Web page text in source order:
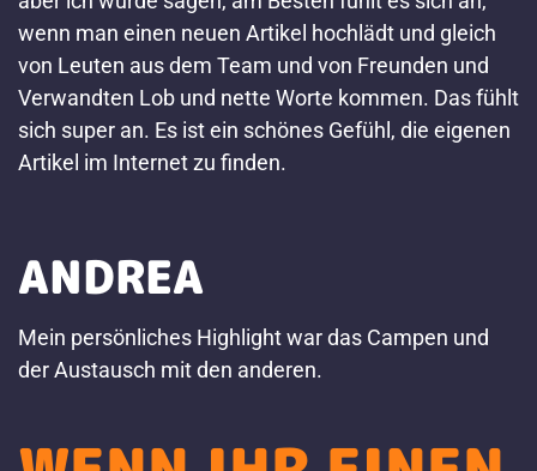
wenn man einen neuen Artikel hochlädt und gleich
von Leuten aus dem Team und von Freunden und
Verwandten Lob und nette Worte kommen. Das fühlt
sich super an. Es ist ein schönes Gefühl, die eigenen
Artikel im Internet zu finden.
ANDREA
Mein persönliches Highlight war das Campen und
der Austausch mit den anderen.